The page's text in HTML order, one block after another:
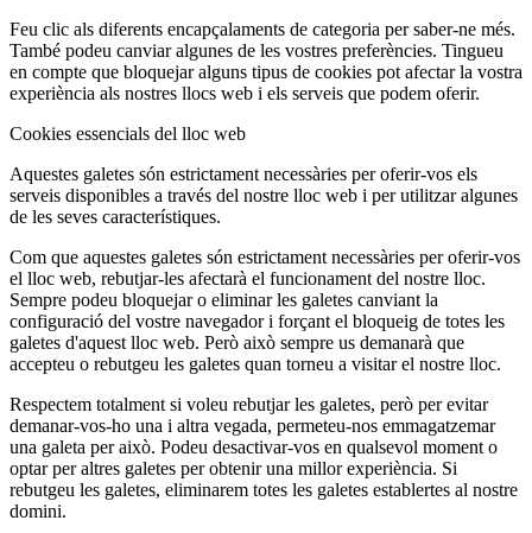
Feu clic als diferents encapçalaments de categoria per saber-ne més.
També podeu canviar algunes de les vostres preferències. Tingueu
en compte que bloquejar alguns tipus de cookies pot afectar la vostra
experiència als nostres llocs web i els serveis que podem oferir.
Cookies essencials del lloc web
Aquestes galetes són estrictament necessàries per oferir-vos els
serveis disponibles a través del nostre lloc web i per utilitzar algunes
de les seves característiques.
Com que aquestes galetes són estrictament necessàries per oferir-vos
el lloc web, rebutjar-les afectarà el funcionament del nostre lloc.
Sempre podeu bloquejar o eliminar les galetes canviant la
configuració del vostre navegador i forçant el bloqueig de totes les
galetes d'aquest lloc web. Però això sempre us demanarà que
accepteu o rebutgeu les galetes quan torneu a visitar el nostre lloc.
Respectem totalment si voleu rebutjar les galetes, però per evitar
demanar-vos-ho una i altra vegada, permeteu-nos emmagatzemar
una galeta per això. Podeu desactivar-vos en qualsevol moment o
optar per altres galetes per obtenir una millor experiència. Si
rebutgeu les galetes, eliminarem totes les galetes establertes al nostre
domini.